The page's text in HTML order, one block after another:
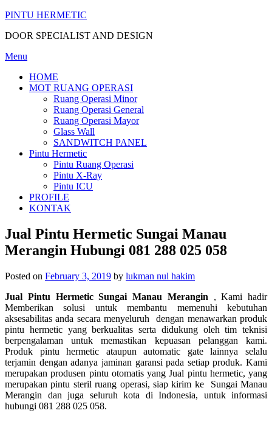
Skip
content
PINTU HERMETIC
DOOR SPECIALIST AND DESIGN
Menu
HOME
MOT RUANG OPERASI
Ruang Operasi Minor
Ruang Operasi General
Ruang Operasi Mayor
Glass Wall
SANDWITCH PANEL
Pintu Hermetic
Pintu Ruang Operasi
Pintu X-Ray
Pintu ICU
PROFILE
KONTAK
Jual Pintu Hermetic Sungai Manau
Merangin Hubungi 081 288 025 058
Posted on February 3, 2019 by lukman nul hakim
Jual Pintu Hermetic Sungai Manau Merangin , Kami hadir
Memberikan solusi untuk membantu memenuhi kebutuhan
aksesabilitas anda secara menyeluruh dengan menawarkan produk
pintu hermetic yang berkualitas serta didukung oleh tim teknisi
berpengalaman untuk memastikan kepuasan pelanggan kami.
Produk pintu hermetic ataupun automatic gate lainnya selalu
terjamin dengan adanya jaminan garansi pada setiap produk. Kami
merupakan produsen pintu otomatis yang Jual pintu hermetic, yang
merupakan pintu steril ruang operasi, siap kirim ke
Sungai Manau
Merangin dan juga seluruh kota di Indonesia, untuk informasi
hubungi 081 288 025 058.